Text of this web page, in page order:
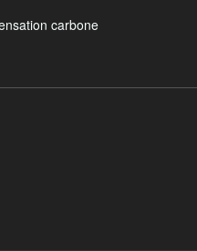
carbone